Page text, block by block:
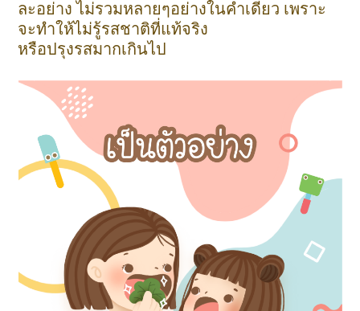
ละอย่าง ไม่รวมหลายๆอย่างในคำเดียว เพราะ
จะทำให้ไม่รู้รสชาติที่แท้จริง
หรือปรุงรสมากเกินไป